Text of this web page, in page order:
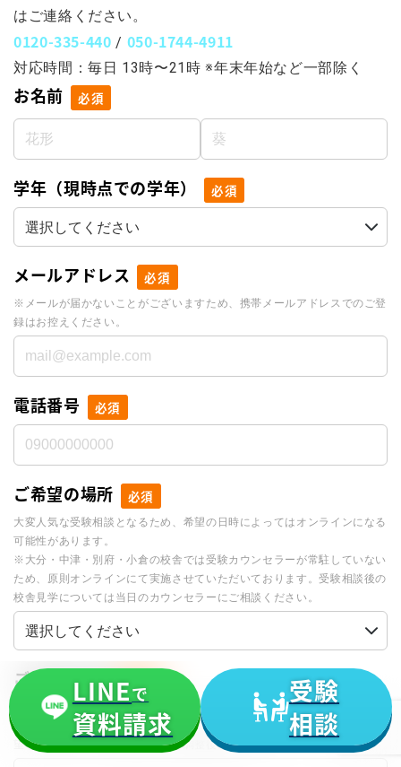
LINEで
資料請求
受験
相談
はご連絡ください。
0120-335-440 / 050-1744-4911
対応時間：毎日 13時〜21時 ※年末年始など一部除く
お名前 必須
学年（現時点での学年） 必須
メールアドレス 必須
※メールが届かないことがございますため、携帯メールアドレスでのご登
録はお控えください。
電話番号 必須
ご希望の場所 必須
大変人気な受験相談となるため、希望の日時によってはオンラインになる
可能性があります。
※大分・中津・別府・小倉の校舎では受験カウンセラーが常駐していない
ため、原則オンラインにて実施させていただいております。受験相談後の
校舎見学については当日のカウンセラーにご相談ください。
ご希望の日程 必須
受験相談は保護者様と生徒様とAOIの進路アドバイザーの3名で行いま
す。ご家族で日程を調整の上、複数の日程をご記入ください。こちらで希
望をお伺いの上、日程は担当者と調整後確定します。